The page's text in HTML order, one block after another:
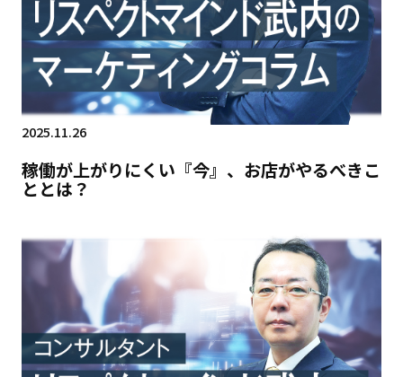
2025.11.26
稼働が上がりにくい『今』、お店がやるべきこ
ととは？